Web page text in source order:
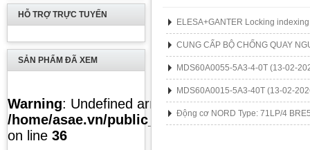
HỖ TRỢ TRỰC TUYẾN
SẢN PHẨM ĐÃ XEM
Warning: Undefined array key "list" in
/home/asae.vn/public_html/temp/caches/
on line 36
ELESA+GANTER Locking
CUNG CẤP BỘ CHỐNG QUAY
MDS60A0055-5A3-4-0T (13-02-
MDS60A0015-5A3-40T (13-02-
Động cơ NORD Type: 71LP/4